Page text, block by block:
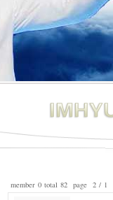
member 0 total 82 page 2 / 1